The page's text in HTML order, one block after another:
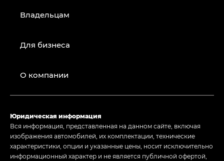
Владельцам
Для бизнеса
О компании
Юридическая информация
Вся информация, представленная на данном сайте, включая
изображения автомобилей, их комплектации, технические
характеристики, опции и указанные цены, носит исключительно
информационный характер и не является публичной офертой,